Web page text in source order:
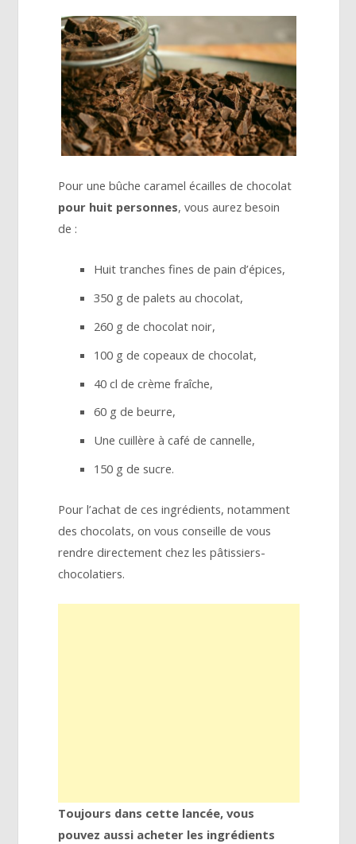
Pour une bûche caramel écailles de chocolat
pour huit personnes, vous aurez besoin
de :
Huit tranches fines de pain d’épices,
350 g de palets au chocolat,
260 g de chocolat noir,
100 g de copeaux de chocolat,
40 cl de crème fraîche,
60 g de beurre,
Une cuillère à café de cannelle,
150 g de sucre.
Pour l’achat de ces ingrédients, notamment
des chocolats, on vous conseille de vous
rendre directement chez les pâtissiers-
chocolatiers.
Toujours dans cette lancée, vous
pouvez aussi acheter les ingrédients